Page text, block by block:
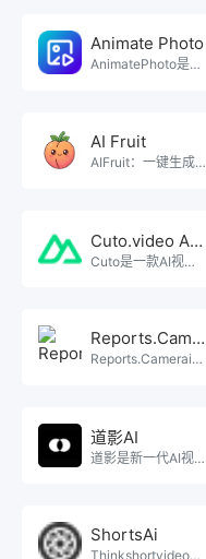
Animate Photo
AnimatePhoto是一个由AI驱动的免费照片动画平台，可将静态图像转换为动态视频。核心功能包。
AI Fruit
AIFruit：一键生成爆款AI水果视频最简单的AI水果吃水果ASMR视频制作工具。
Cuto.video AI智能剪辑助手
Cuto是一款AI视频剪辑助手，上传素材并输入需求后可在30秒内生成初剪。支持自动拆分镜头。
Reports.Camera
Reports.Cameraisaprofessionalcamerareportsap。
道影AI
道影是新一代AI视频全链路生产力平台，专为短剧、漫剧等视频专业内容创作者打造。以行业前沿的AI技术为。
ShortsAi
Thinkshortvideo?ThinkShortsAi.comGeneratesh。